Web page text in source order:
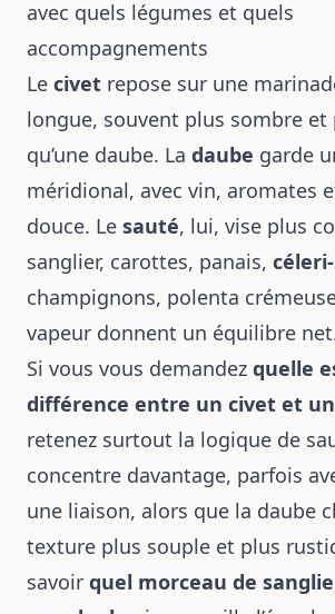
avec quels légumes et quels
accompagnements
Le civet repose sur une
longue, souvent plus sombre et
qu’une daube. La daube garde
méridional, avec vin, aromates
douce. Le sauté, lui, vise plus
sanglier, carottes, panais,
champignons, polenta
vapeur donnent un équilibre
Si vous vous demandez quelle
différence entre un civet et
retenez surtout la logique de
concentre davantage, parfois
une liaison, alors que la daube
texture plus souple et plus
savoir quel morceau de